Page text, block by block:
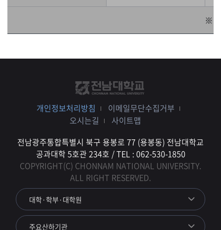
※
개인정보처리방침
이메일무단수집거부
오시는길
사이트맵
전남광주통합특별시 북구 용봉로 77 (용봉동) 전남대학교
공과대학 5호관 234호 / TEL : 062-530-1850
COPYRIGHT(C) CHONNAM NATIONAL UNIVERSITY.
ALL RIGHT RESERVED.
대학·학부·대학원
주요산하기관